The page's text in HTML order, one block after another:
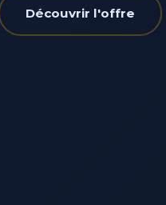
Découvrir l'offre